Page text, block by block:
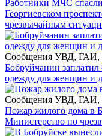
Работники МЧС
Георгиевском
чрезвычайным
Сообщения УВД,
Бобруйчанин заплатил
одежду для женщин и
Сообщения УВД,
Пожар жилого дома в
Министерство по